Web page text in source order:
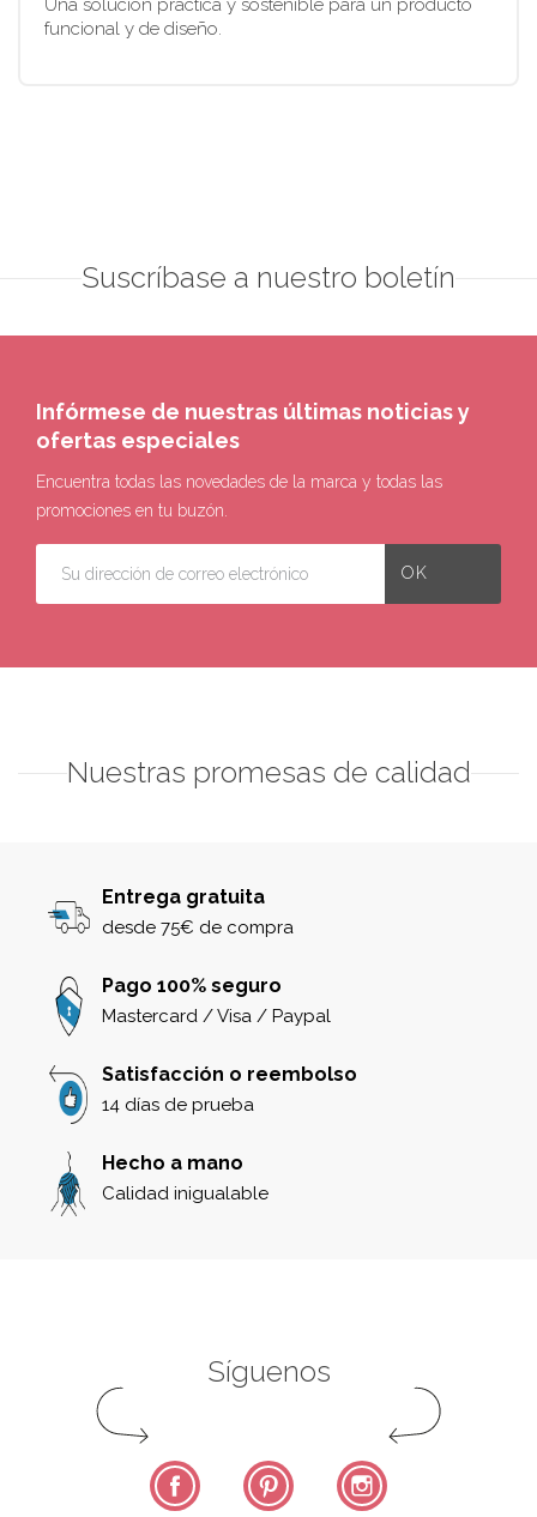
Una solución práctica y sostenible para un producto
funcional y de diseño.
Suscríbase a nuestro boletín
Infórmese de nuestras últimas noticias y
ofertas especiales
Encuentra todas las novedades de la marca y todas las
promociones en tu buzón.
Nuestras promesas de calidad
Entrega gratuita
desde 75€ de compra
Pago 100% seguro
Mastercard / Visa / Paypal
Satisfacción o reembolso
14 días de prueba
Hecho a mano
Calidad inigualable
Síguenos
Facebook Pinterest